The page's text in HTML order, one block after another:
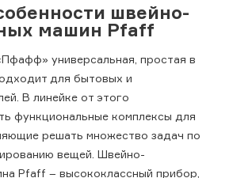
швейно-
машин Pfaff
универсальная, простая в
для бытовых и
В линейке от этого
функциональные комплексы для
решать множество задач по
вещей. Швейно-
Pfaff – высококлассный прибор,